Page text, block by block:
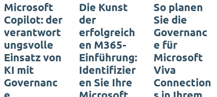
Microsoft
Copilot: der
verantwort
ungsvolle
Einsatz von
KI mit
Governanc
Die Kunst
der
erfolgreich
en M365-
Einführung:
Identifizier
en Sie Ihre
So planen
Sie die
Governanc
e für
Microsoft
Viva
Connection